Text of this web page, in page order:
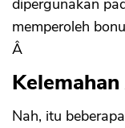
dipergunakan
memperoleh
Â
Nah, itu